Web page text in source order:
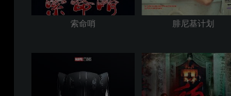
索命哨 腓尼基计划